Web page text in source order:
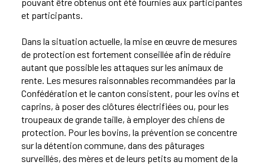
et participants.
Dans la situation actuelle, la mise en œuvre de mesures
de protection est fortement conseillée afin de réduire
autant que possible les attaques sur les animaux de
rente. Les mesures raisonnables recommandées par la
Confédération et le canton consistent, pour les ovins et
caprins, à poser des clôtures électrifiées ou, pour les
troupeaux de grande taille, à employer des chiens de
protection. Pour les bovins, la prévention se concentre
sur la détention commune, dans des pâturages
surveillés, des mères et de leurs petits au moment de la